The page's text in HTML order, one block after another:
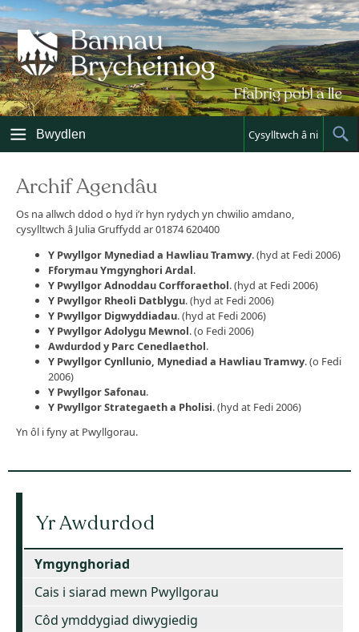
Skip
to
content
Bwydlen Cysylltwch â ni
Archif Agendâu
Os na allwch ddod o hyd i’r hyn rydych yn chwilio amdano,
cysylltwch â Julia Gruffydd ar 01874 620400
Y Pwyllgor Mynediad a Hawliau Tramwy. (hyd at Fedi 2006)
Fforymau Ymgynghori Ardal.
Y Pwyllgor Adnoddau Corfforaethol. (hyd at Fedi 2006)
Y Pwyllgor Rheoli Datblygu. (hyd at Fedi 2006)
Y Pwyllgor Digwyddiadau. (hyd at Fedi 2006)
Y Pwyllgor Adolygu Mewnol. (o Fedi 2006)
Awdurdod y Parc Cenedlaethol.
Y Pwyllgor Cynllunio, Mynediad a Hawliau Tramwy. (o Fedi
2006)
Y Pwyllgor Safonau.
Y Pwyllgor Strategaeth a Pholisi. (hyd at Fedi 2006)
Yn ôl i fyny at Pwyllgorau.
Yr Awdurdod
Ymgynghoriad
Cais i siarad mewn Pwyllgorau
Côd ymddygiad diwygiedig